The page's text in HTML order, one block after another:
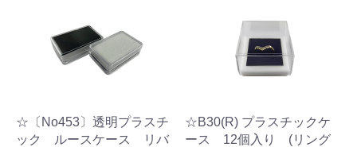
☆〔No453〕透明プラスチ
ック ルースケース リバ
☆B30(R) プラスチックケ
ース 12個入り (リング